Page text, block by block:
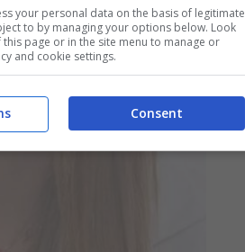
your personal data on the basis of legitimate
to by managing your options below. Look
page or in the site menu to manage or
and cookie settings.
Consent